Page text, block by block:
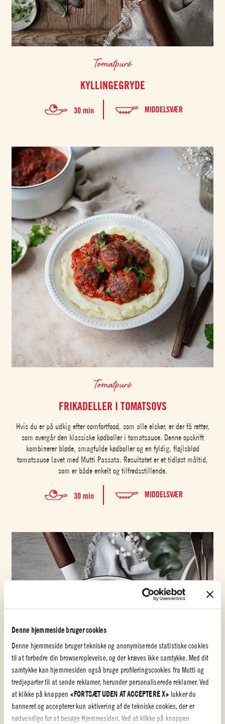
Denne hjemmeside bruger cookies
Denne hjemmeside bruger tekniske og anonymiserede statistiske cookies
til at forbedre din browseroplevelse, og der kræves ikke samtykke. Med dit
samtykke kan hjemmesiden også bruge profileringscookies fra Mutti og
tredjeparter til at sende reklamer, herunder personaliserede reklamer. Ved
at klikke på knappen «FORTSÆT UDEN AT ACCEPTERE X» lukker du
banneret og accepterer kun aktivering af de tekniske cookies, der er
nødvendige for at besøge Hjemmesiden. Ved at klikke på knappen
Tomatpuré
KYLLINGEGRYDE
30 min MIDDELSVÆR
Tomatpuré
FRIKADELLER I TOMATSOVS
Hvis du er på udkig efter comfortfood, som alle elsker, er der få retter,
som overgår den klassiske kødboller i tomatsauce. Denne opskrift
kombinerer bløde, smagfulde kødboller og en fyldig, fløjlsblød
tomatsauce lavet med Mutti Passata. Resultatet er et tidløst måltid,
som er både enkelt og tilfredsstillende.
30 min MIDDELSVÆR